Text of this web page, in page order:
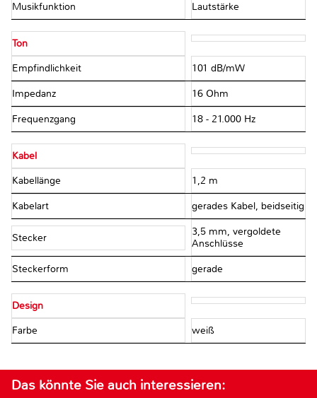
Musikfunktion Lautstärke
Ton
Empfindlichkeit 101 dB/mW
Impedanz 16 Ohm
Frequenzgang 18 - 21.000 Hz
Kabel
Kabellänge 1,2 m
Kabelart gerades Kabel, beidseitig
Stecker
3,5 mm, vergoldete
Anschlüsse
Steckerform gerade
Design
Farbe weiß
Das könnte Sie auch interessieren: